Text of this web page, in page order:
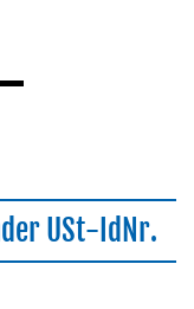
USt-IdNr.